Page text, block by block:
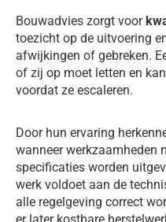
Bouwadvies zorgt voor
toezicht op de uitvoering
afwijkingen of gebreken.
of zij op moet letten en
voordat ze escaleren.
Door hun ervaring
wanneer werkzaamheden
specificaties worden
werk voldoet aan de
alle regelgeving correct